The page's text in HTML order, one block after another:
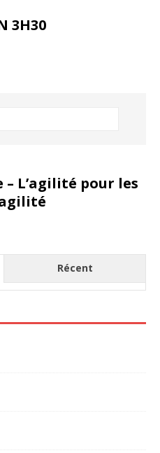
3H30
L’agilité pour les
Récent